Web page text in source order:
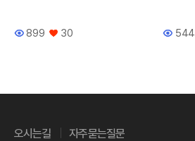
조회수
899
좋아요
30
조회수
544
오시는길 자주묻는질문